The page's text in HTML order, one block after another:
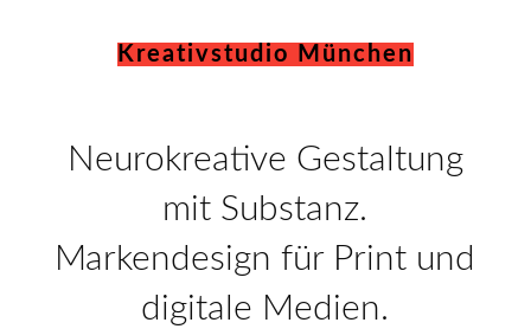
Kreativstudio München
Neurokreative Gestaltung
mit Substanz.
Markendesign für Print und
digitale Medien.